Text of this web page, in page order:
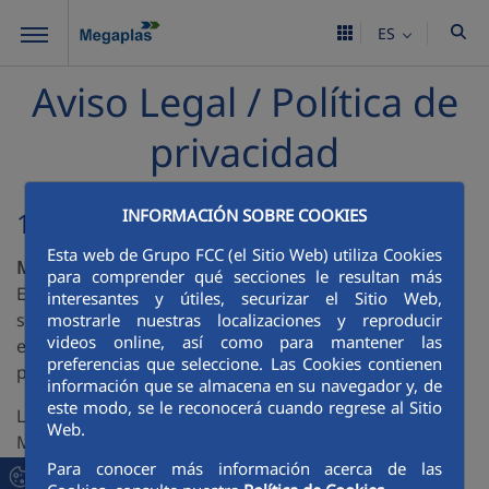
Saltar al contenido principal
INFORMACIÓN SOBRE COOKIES
Esta web de Grupo FCC (el Sitio Web) utiliza Cookies
para comprender qué secciones le resultan más
interesantes y útiles, securizar el Sitio Web,
mostrarle nuestras localizaciones y reproducir
videos online, así como para mantener las
preferencias que seleccione. Las Cookies contienen
información que se almacena en su navegador y, de
este modo, se le reconocerá cuando regrese al Sitio
Web.
Para conocer más información acerca de las
ES
Aviso Legal / Política de
privacidad
1. Titularidad del portal web
MEGAPLAS, S.A., con CIF A28176832 (en adelante, La
Entidad), perteneciente al Grupo FCC (www.fcc.es),
situado en la calle Balmes, 36, 0807, Barcelona y su CIF
es A28037224. El contacto electrónico con Entidad
puede realizarse a través de la página de contacto.
La Entidad se encuentra inscrita en el Registro
Mercantil de Madrid, Tomo 8901, Folio 43, Hoja M-
32510.